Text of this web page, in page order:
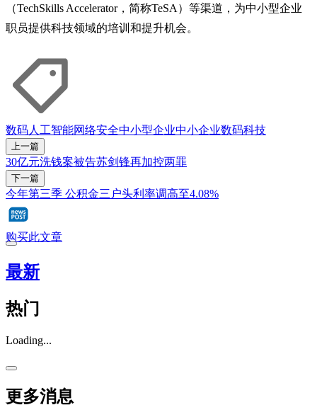
（TechSkills Accelerator，简称TeSA）等渠道，为中小型企业
职员提供科技领域的培训和提升机会。
数码人工智能网络安全中小型企业中小企业数码科技
上一篇
30亿元洗钱案被告苏剑锋再加控两罪
下一篇
今年第三季 公积金三户头利率调高至4.08%
购买此文章
最新
热门
Loading...
更多消息